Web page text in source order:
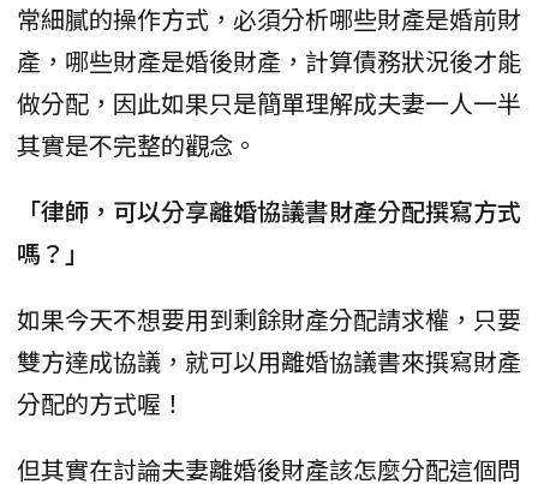
常細膩的操作方式，必須分析哪些財產是婚前財
產，哪些財產是婚後財產，計算債務狀況後才能
做分配，因此如果只是簡單理解成夫妻一人一半
其實是不完整的觀念。
「律師，可以分享離婚協議書財產分配撰寫方式
嗎？」
如果今天不想要用到剩餘財產分配請求權，只要
雙方達成協議，就可以用離婚協議書來撰寫財產
分配的方式喔！
但其實在討論夫妻離婚後財產該怎麼分配這個問